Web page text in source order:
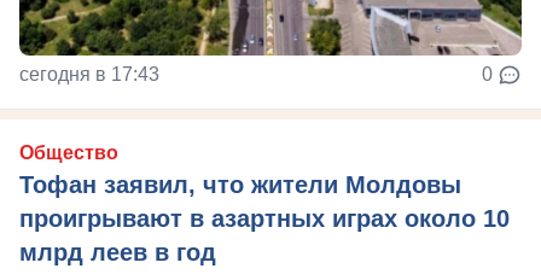
сегодня в 17:43 0
Общество
Тофан заявил, что жители Молдовы
проигрывают в азартных играх около 10
млрд леев в год